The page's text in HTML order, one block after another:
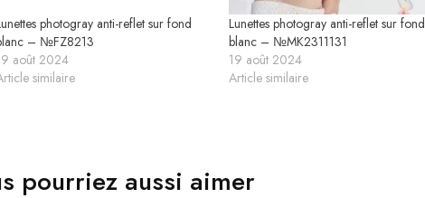
photogray anti-reflet sur fond
– №FZ8213
août 2024
similaire
Lunettes photogray anti-reflet sur fond
blanc – №MK2311131
19 août 2024
Article similaire
pourriez aussi aimer